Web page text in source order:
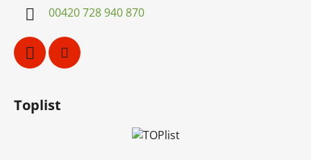
00420 728 940 870
Toplist